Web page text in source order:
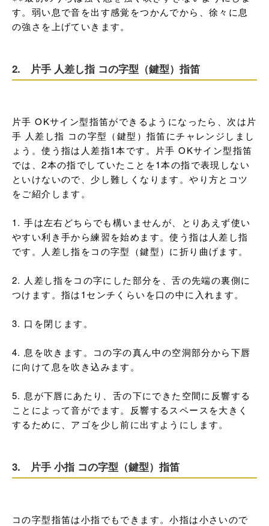
す。弱い息で音を出す感覚をつかんでから、徐々に息
の強さを上げていきます。
2. 片手 人差し指 コの字型（鍵型）指笛
片手 OKサイン型指笛ができるようになったら、次は片
手 人差し指 コの字型（鍵型）指笛にチャレンジしまし
ょう。使う指は人差指1本です。片手 OKサイン型指笛
では、2本の指でしていたことを1本の指で表現しない
といけないので、少し難しくなります。やり方とコツ
をご紹介します。
1. 手は左右どちらでも構いませんが、とりあえず使い
やすい利き手から練習を始めます。使う指は人差し指
です。人差し指をコの字型（鍵型）に折り曲げます。
2. 人差し指をコの字にした部分を、舌の先端の裏側に
つけます。指は1センチくらいを口の中に入れます。
3. 口を閉じます。
4. 息を吹きます。コの字の真ん中の空洞部分から下唇
に向けて息を吹き込みます。
5. 息が下唇にあたり、舌の下にできた空間に反響する
ことによって音がでます。反響するスペースを大きく
するために、アゴを少し前に出すようにします。
3. 片手 小指 コの字型（鍵型）指笛
コの字型指笛は小指でもできます。小指は小さいので